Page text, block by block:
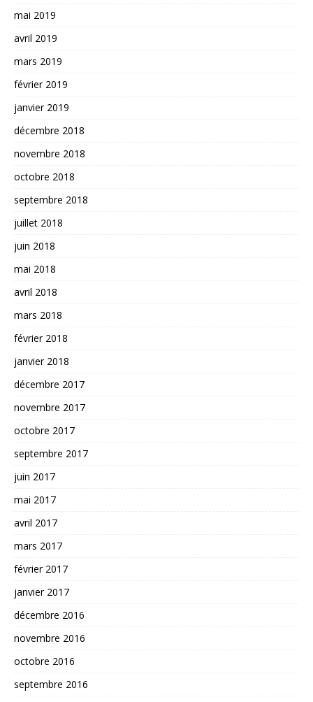
mai 2019
avril 2019
mars 2019
février 2019
janvier 2019
décembre 2018
novembre 2018
octobre 2018
septembre 2018
juillet 2018
juin 2018
mai 2018
avril 2018
mars 2018
février 2018
janvier 2018
décembre 2017
novembre 2017
octobre 2017
septembre 2017
juin 2017
mai 2017
avril 2017
mars 2017
février 2017
janvier 2017
décembre 2016
novembre 2016
octobre 2016
septembre 2016